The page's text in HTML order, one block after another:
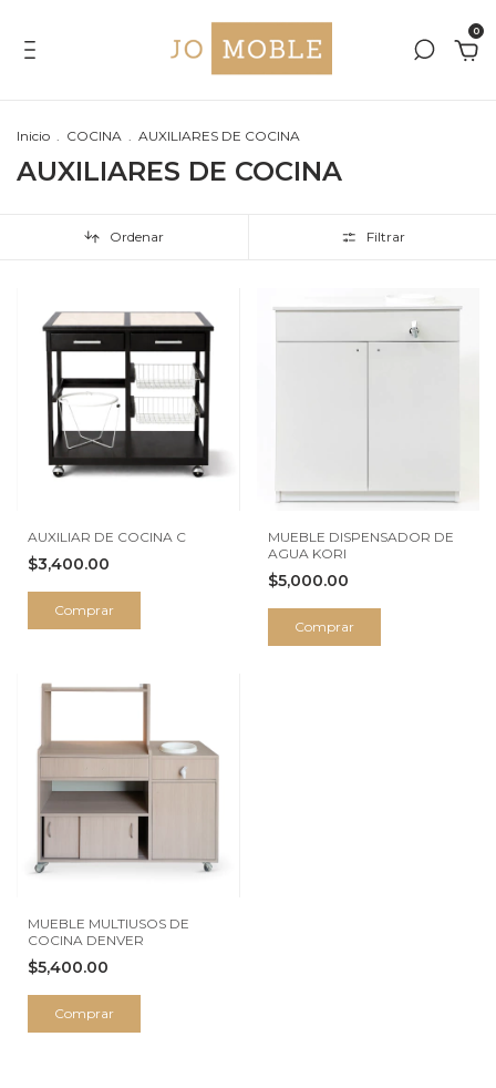
0
Inicio . COCINA . AUXILIARES DE COCINA
AUXILIARES DE COCINA
Ordenar Filtrar
AUXILIAR DE COCINA C
$3,400.00
Comprar
MUEBLE DISPENSADOR DE
AGUA KORI
$5,000.00
Comprar
MUEBLE MULTIUSOS DE
COCINA DENVER
$5,400.00
Comprar